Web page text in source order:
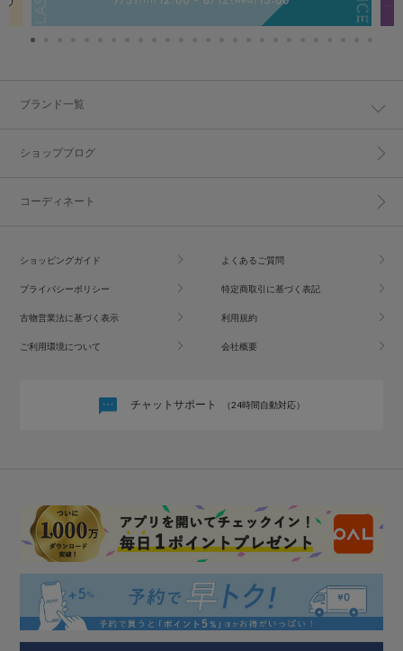
ブランド一覧
ショップブログ
コーディネート
ショッピングガイド よくあるご質問
プライバシーポリシー 特定商取引に基づく表記
古物営業法に基づく表示 利用規約
ご利用環境について 会社概要
チャットサポート （24時間自動対応）